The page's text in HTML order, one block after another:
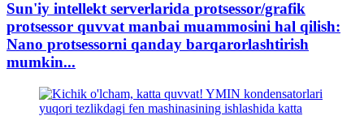
Sun'iy intellekt serverlarida protsessor/grafik
protsessor quvvat manbai muammosini hal qilish:
Nano protsessorni qanday barqarorlashtirish
mumkin...